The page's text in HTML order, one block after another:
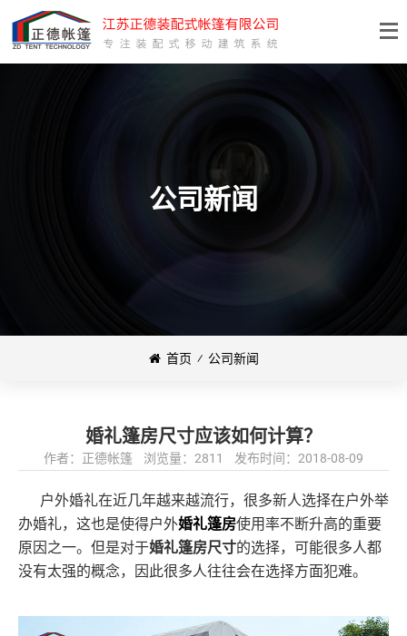
公司新闻
首页 ⁄ 公司新闻
婚礼篷房尺寸应该如何计算？
作者：正德帐篷 浏览量：2811 发布时间：2018-08-09
户外婚礼在近几年越来越流行，很多新人选择在户外举
办婚礼，这也是使得户外婚礼篷房使用率不断升高的重要
原因之一。但是对于婚礼篷房尺寸的选择，可能很多人都
没有太强的概念，因此很多人往往会在选择方面犯难。